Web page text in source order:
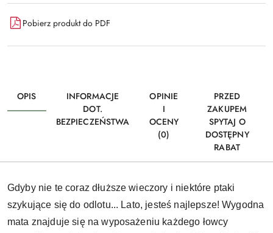
Pobierz produkt do PDF
OPIS
INFORMACJE
DOT.
BEZPIECZEŃSTWA
OPINIE
I
OCENY
(0)
PRZED
ZAKUPEM
SPYTAJ O
DOSTĘPNY
RABAT
Gdyby nie te coraz dłuższe wieczory i niektóre ptaki
szykujące się do odlotu... Lato, jesteś najlepsze! Wygodna
mata znajduje się na wyposażeniu każdego łowcy